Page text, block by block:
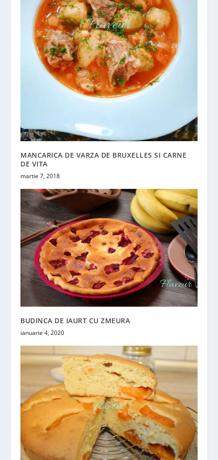
MANCARICA DE VARZA DE BRUXELLES SI CARNE
DE VITA
martie 7, 2018
BUDINCA DE IAURT CU ZMEURA
ianuarie 4, 2020